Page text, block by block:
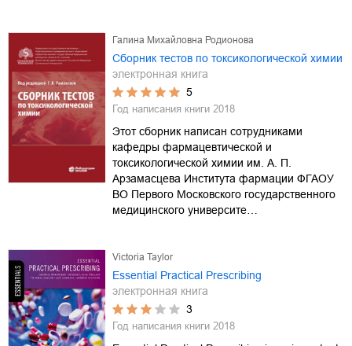
Галина Михайловна Родионова
Сборник тестов по токсикологической химии
электронная книга
5
Год написания книги 2018
Этот сборник написан сотрудниками
кафедры фармацевтической и
токсикологической химии им. А. П.
Арзамасцева Института фармации ФГАОУ
ВО Первого Московского государственного
медицинского университе…
Victoria Taylor
Essential Practical Prescribing
электронная книга
3
Год написания книги 2018